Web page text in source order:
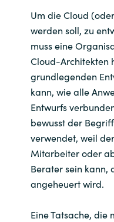
Um die Cloud
werden soll, zu
muss eine
Cloud-Architekten
grundlegenden
kann, wie alle
Entwurfs
bewusst der
verwendet, weil
Mitarbeiter oder
Berater sein kann,
angeheuert wird.
Eine Tatsache, die